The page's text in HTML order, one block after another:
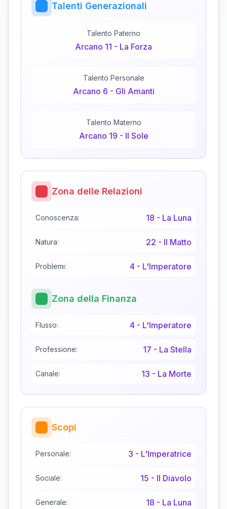
Talenti Generazionali
Talento Paterno
Arcano 11 - La Forza
Talento Personale
Arcano 6 - Gli Amanti
Talento Materno
Arcano 19 - Il Sole
Zona delle Relazioni
Conoscenza: 18 - La Luna
Natura: 22 - Il Matto
Problemi: 4 - L'Imperatore
Zona della Finanza
Flusso: 4 - L'Imperatore
Professione: 17 - La Stella
Canale: 13 - La Morte
Scopi
Personale: 3 - L'Imperatrice
Sociale: 15 - Il Diavolo
Generale: 18 - La Luna